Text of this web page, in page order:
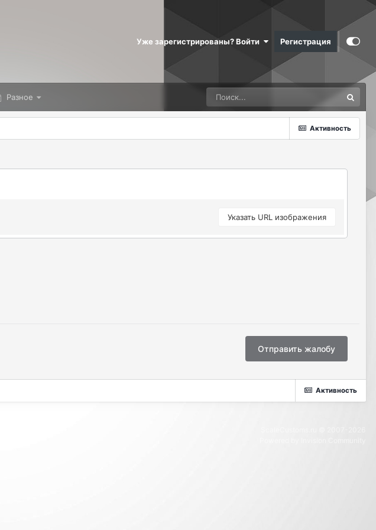
Уже зарегистрированы? Войти Регистрация
Разное
Активность
Указать URL изображения
Отправить жалобу
Активность